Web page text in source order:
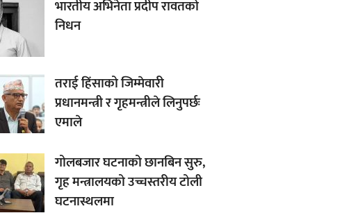
भारतीय अभिनेता प्रदीप रावतको
निधन
तराई हिंसाको जिम्मेवारी
प्रधानमन्त्री र गृहमन्त्रीले लिनुपर्छः
एमाले
गोलबजार घटनाको छानबिन सुरु,
गृह मन्त्रालयको उच्चस्तरीय टोली
घटनास्थलमा